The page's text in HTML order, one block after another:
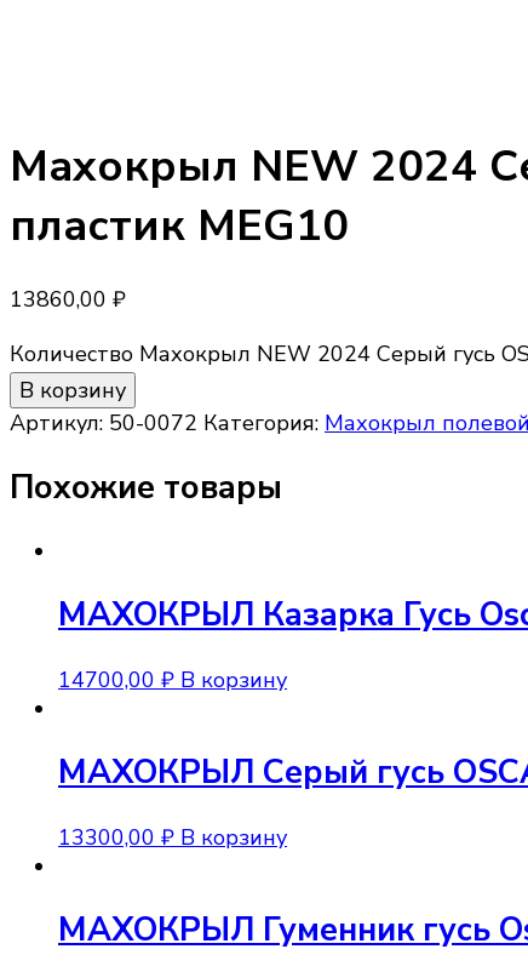
Махокрыл NEW 2024
пластик MEG10
13860,00 ₽
Количество Махокрыл NEW 2024 Серый гусь
В корзину
Артикул: 50-0072 Категория: Махокрыл полевой
Похожие товары
МАХОКРЫЛ Казарка Гусь
14700,00 ₽ В корзину
МАХОКРЫЛ Серый гусь
13300,00 ₽ В корзину
МАХОКРЫЛ Гуменник гусь